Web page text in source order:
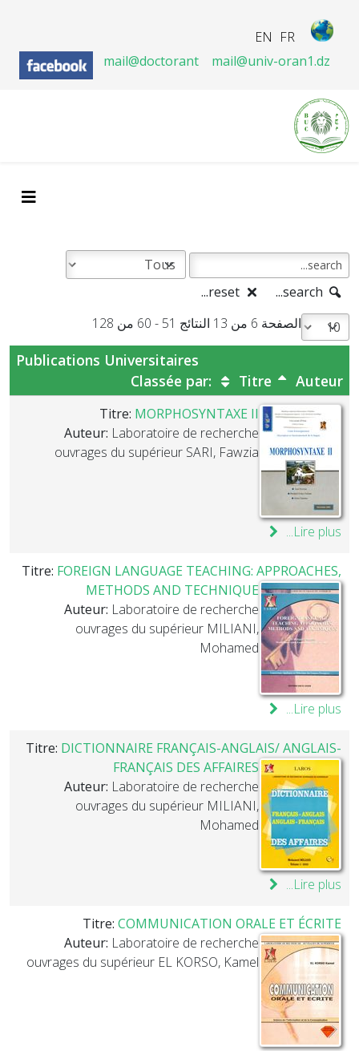
FR
EN
mail@doctorant
mail@univ-oran1.dz
الصفحة 6 من 13 النتائج 51 - 60 من 128
Publications Universitaires
Classée par:
Titre Auteur
Titre: MORPHOSYNTAXE II
Auteur: Laboratoire de recherche
ouvrages du supérieur SARI, Fawzia
Lire plus...
Titre: FOREIGN LANGUAGE TEACHING: APPROACHES,
METHODS AND TECHNIQUE
Auteur: Laboratoire de recherche
ouvrages du supérieur MILIANI,
Mohamed
Lire plus...
Titre: DICTIONNAIRE FRANÇAIS-ANGLAIS/ ANGLAIS-
FRANÇAIS DES AFFAIRES
Auteur: Laboratoire de recherche
ouvrages du supérieur MILIANI,
Mohamed
Lire plus...
Titre: COMMUNICATION ORALE ET ÉCRITE
Auteur: Laboratoire de recherche
ouvrages du supérieur EL KORSO, Kamel